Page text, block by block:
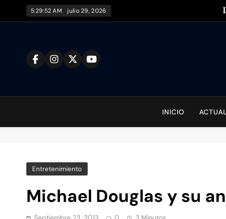
5:29:53 AM julio 29, 2026
INICIO
Entretenimiento
Michael Douglas y su